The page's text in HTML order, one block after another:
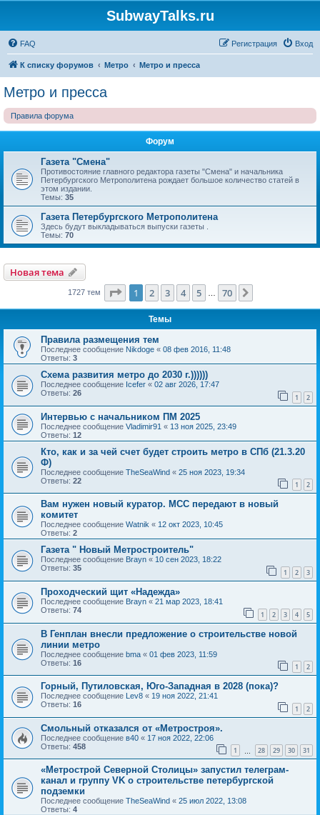
SubwayTalks.ru
FAQ Вход
Регистрация
К списку форумов Метро Метро и пресса
Метро и пресса
Правила форума
Форум
Газета "Смена"
Противостояние главного редактора газеты "Смена" и начальника
Петербургского Метрополитена рождает большое количество статей в
этом издании.
Темы: 35
Газета Петербургского Метрополитена
Здесь будут выкладываться выпуски газеты .
Темы: 70
Новая тема
1727 тем Страница из 70
1 2 3 4 5 70
Темы
Правила размещения тем
Последнее сообщение Nikdoge « 08 фев 2016, 11:48
Ответы: 3
Схема развития метро до 2030 г.))))))
Последнее сообщение Icefer « 02 авг 2026, 17:47
Ответы: 26 1 2
Интервью с начальником ПМ 2025
Последнее сообщение Vladimir91 « 13 ноя 2025, 23:49
Ответы: 12
Кто, как и за чей счет будет строить метро в СПб (21.3.20
Ф)
Последнее сообщение TheSeaWind « 25 ноя 2023, 19:34
Ответы: 22 1 2
Вам нужен новый куратор. МСС передают в новый
комитет
Последнее сообщение Watnik « 12 окт 2023, 10:45
Ответы: 2
Газета " Новый Метростроитель"
Последнее сообщение Brayn « 10 сен 2023, 18:22
Ответы: 35 1 2 3
Проходческий щит «Надежда»
Последнее сообщение Brayn « 21 мар 2023, 18:41
Ответы: 74 1 2 3 4 5
В Генплан внесли предложение о строительстве новой
линии метро
Последнее сообщение bma « 01 фев 2023, 11:59
Ответы: 16 1 2
Горный, Путиловская, Юго-Западная в 2028 (пока)?
Последнее сообщение Lev8 « 19 ноя 2022, 21:41
Ответы: 16 1 2
Смольный отказался от «Метростроя».
Последнее сообщение в40 « 17 ноя 2022, 22:06
Ответы: 458 1 28 29 30 31
«Метрострой Северной Столицы» запустил телеграм-
канал и группу VK о строительстве петербургской
подземки
Последнее сообщение TheSeaWind « 25 июл 2022, 13:08
Ответы: 4